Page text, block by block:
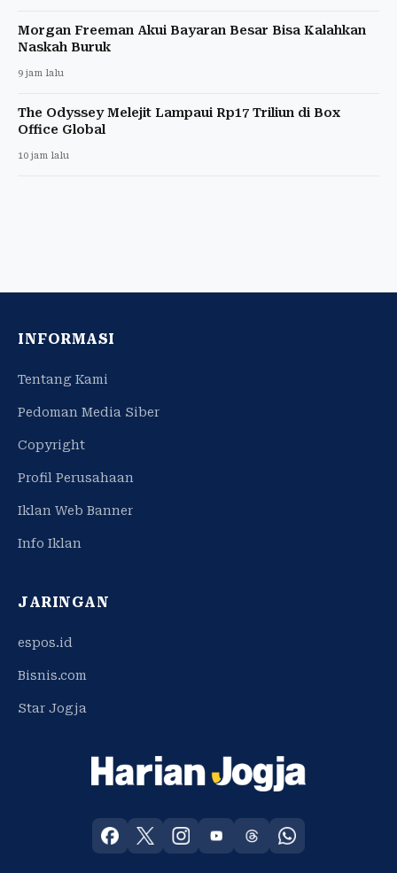
Morgan Freeman Akui Bayaran Besar Bisa Kalahkan
Naskah Buruk
9 jam lalu
The Odyssey Melejit Lampaui Rp17 Triliun di Box
Office Global
10 jam lalu
INFORMASI
Tentang Kami
Pedoman Media Siber
Copyright
Profil Perusahaan
Iklan Web Banner
Info Iklan
JARINGAN
espos.id
Bisnis.com
Star Jogja